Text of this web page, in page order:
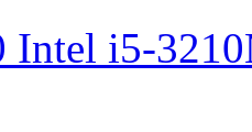
Intel i5-